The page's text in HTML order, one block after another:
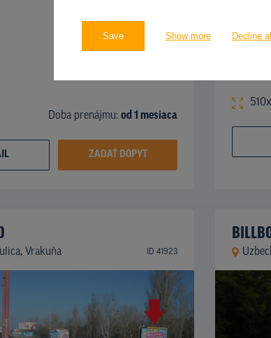
Save Show more Decline
Doba prenájmu: od 1 mesiaca
ZADAŤ DOPYT
Vrakuňa ID 41923